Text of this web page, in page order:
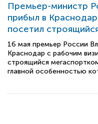
Премьер-министр
прибыл в
посетил
16 мая премьер России
Краснодар с рабочим
строящийся
главной особенностью